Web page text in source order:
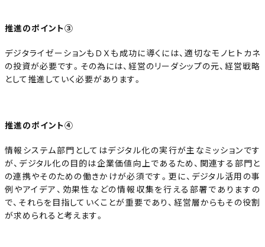
推進のポイント③
デジタライゼーションもＤＸも成功に導くには、適切なモノヒトカネ
の投資が必要です。その為には、経営のリーダシップの元、経営戦略
として推進していく必要があります。
推進のポイント④
情報システム部門としてはデジタル化の実行が主なミッションです
が、デジタル化の目的は企業価値向上であるため、関連する部門と
の連携やそのための働きかけが必須です。更に、デジタル活用の事
例やアイデア、効果性などの情報収集を行える部署でありますの
で、それらを目指していくことが重要であり、経営層からもその役割
が求められると考えます。